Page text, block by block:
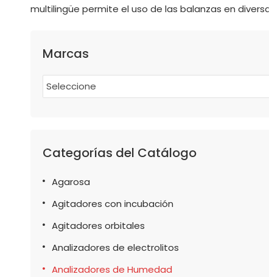
multilingüe permite el uso de las balanzas en
Marcas
Seleccione
Categorías del Catálogo
Agarosa
Agitadores con incubación
Agitadores orbitales
Analizadores de electrolitos
Analizadores de Humedad